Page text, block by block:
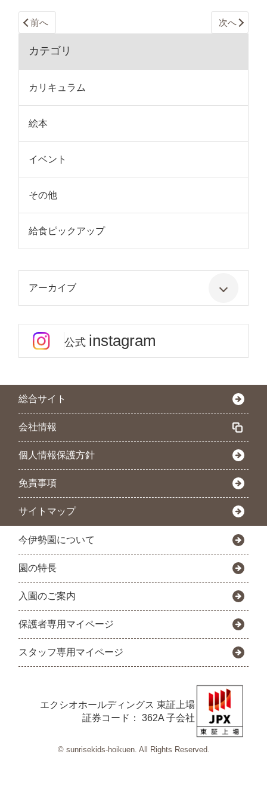
前へ 次へ
カテゴリ
カリキュラム
絵本
イベント
その他
給食ピックアップ
アーカイブ
公式 instagram
総合サイト
会社情報
個人情報保護方針
免責事項
サイトマップ
今伊勢園について
園の特長
入園のご案内
保護者専用マイページ
スタッフ専用マイページ
エクシオホールディングス 東証上場
証券コード： 362A 子会社
© sunrisekids-hoikuen. All Rights Reserved.